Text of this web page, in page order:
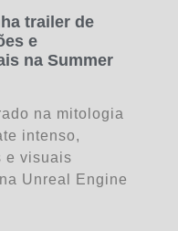
trailer de
e
na Summer
na mitologia
intenso,
e visuais
Unreal Engine